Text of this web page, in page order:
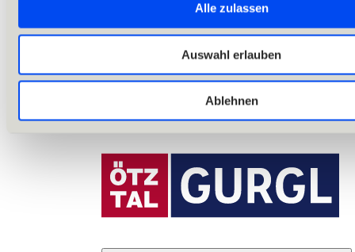
Alle zulassen
Auswahl erlauben
Ablehnen